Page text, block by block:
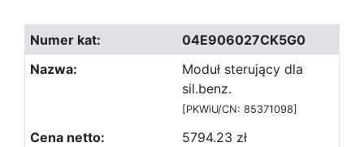
04E906027CK5G0
Moduł sterujący dla
sil.benz.
[PKWiU/CN: 85371098]
5794.23 zł